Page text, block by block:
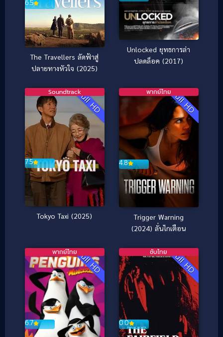
6.5
The Travellers ลัดฟ้าสู่
ปลายทางหัวใจ (2025)
Unlocked ยุทธการล่า
ปลดล็อค (2017)
Full HD
7.5
Soundtrack
Tokyo Taxi (2025)
Full HD
4.8
พากย์ไทย
Trigger Warning
(2024) ลั่นไกเตือน
Full HD
6.7
พากย์ไทย Full HD
0.0
ซับไทย